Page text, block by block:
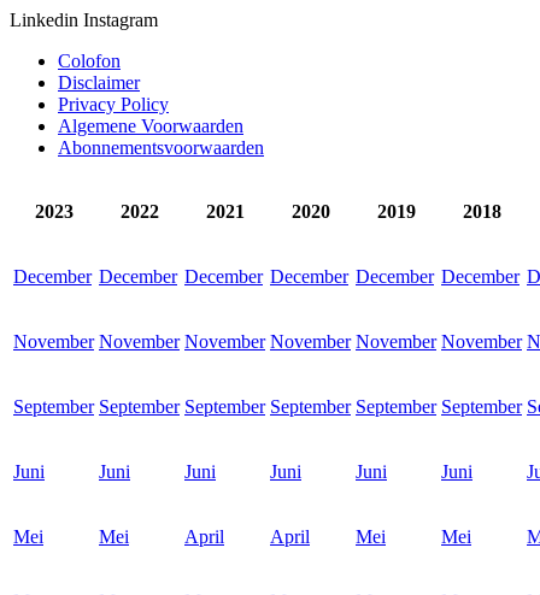
Linkedin Instagram
Colofon
Disclaimer
Privacy Policy
Algemene Voorwaarden
Abonnementsvoorwaarden
2023 2022 2021 2020 2019 2018
December December December December December December
November November November November November November
September September September September September September
Juni Juni Juni Juni Juni Juni
Mei Mei April April Mei Mei